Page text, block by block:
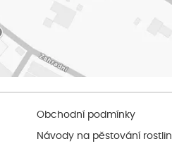
Obchodní podmínky
Návody na pěstování rostlin